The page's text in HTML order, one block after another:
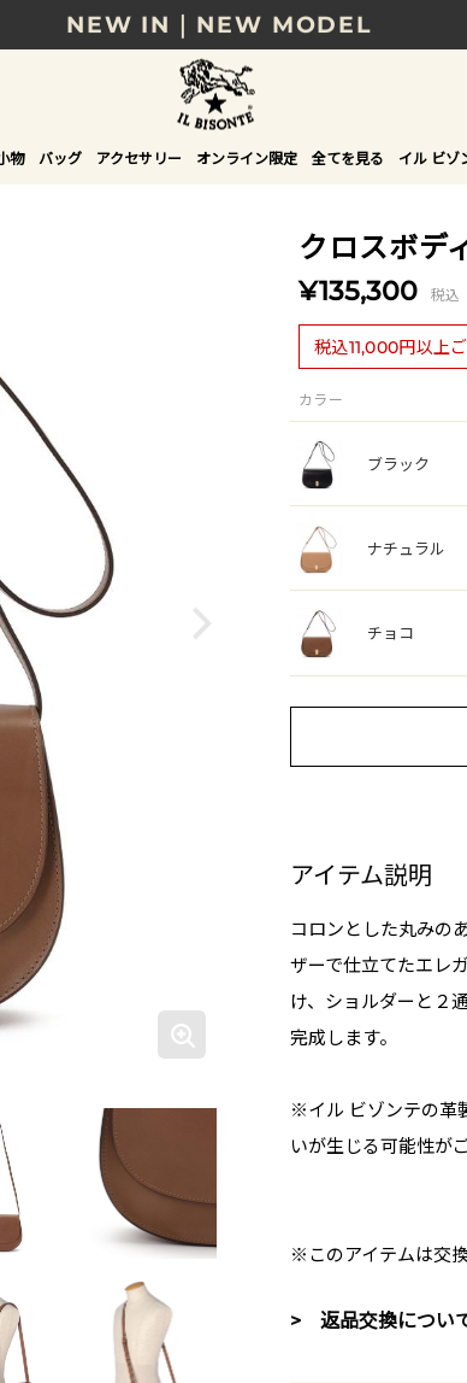
NEW IN｜NEW MODEL
)10時まで｜税込11,000円以上で送料
手やシーンから選べる、新しいギフトガ
NEW IN｜COLOR LEATHER
物 バッグ アクセサリー オンライン限定 全てを見る イル ビゾ
クロスボデ
¥135,300 税込
税込11,000円以上
カラー
ブラック
ナチュラル
チョコ
アイテム説明
コロンとした丸みの
ザーで仕立てたエレ
け、ショルダーと２
完成します。
※イル ビゾンテの革
いが生じる可能性が
※このアイテムは交
> 返品交換につい